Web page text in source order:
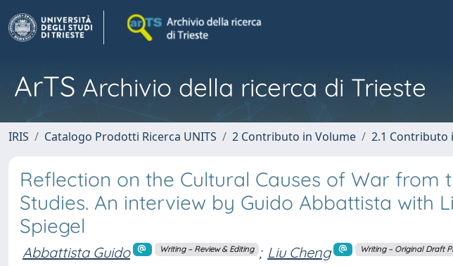
ArTS Archivio della ricerca di Trieste
IRIS Catalogo Prodotti Ricerca UNITS 2 Contributo in Volume 2.1 Contributo
Reflection on the Cultural Causes of War from
Studies. An interview by Guido Abbattista with
Spiegel
Abbattista Guido Writing – Review & Editing ; Liu Cheng Writing – Original Draft